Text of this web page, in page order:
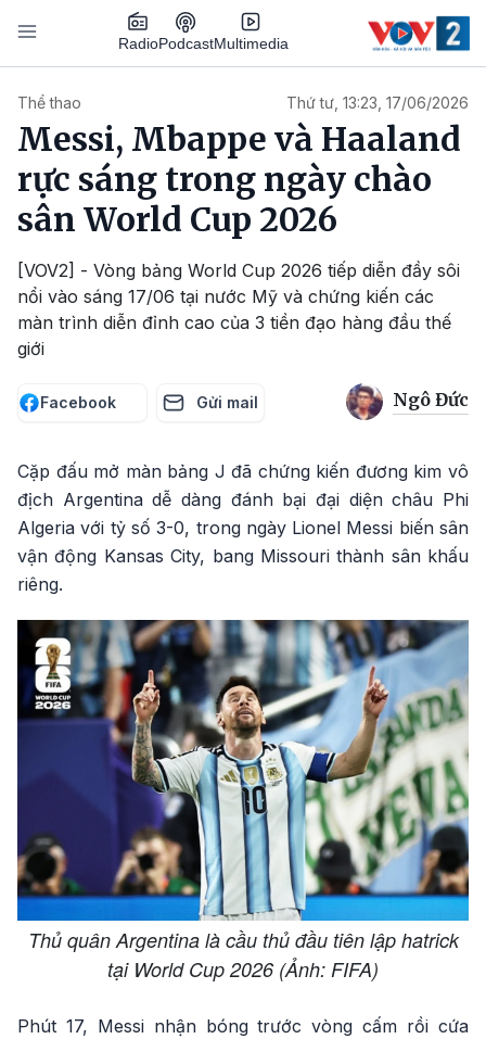
Nhảy đến nội dung
RadioPodcastMultimedia
Thể thao Thứ tư, 13:23, 17/06/2026
Messi, Mbappe và Haaland
rực sáng trong ngày chào
sân World Cup 2026
[VOV2] - Vòng bảng World Cup 2026 tiếp diễn đầy sôi
nổi vào sáng 17/06 tại nước Mỹ và chứng kiến các
màn trình diễn đỉnh cao của 3 tiền đạo hàng đầu thế
giới
Facebook Gửi mail Ngô Đức
Cặp đấu mở màn bảng J đã chứng kiến đương kim vô
địch Argentina dễ dàng đánh bại đại diện châu Phi
Algeria với tỷ số 3-0, trong ngày Lionel Messi biến sân
vận động Kansas City, bang Missouri thành sân khấu
riêng.
Thủ quân Argentina là cầu thủ đầu tiên lập hatrick
tại World Cup 2026 (Ảnh: FIFA)
Phút 17, Messi nhận bóng trước vòng cấm rồi cứa